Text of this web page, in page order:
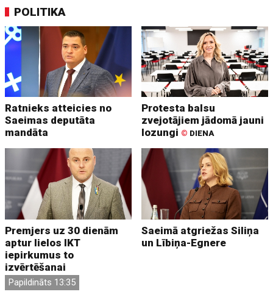
POLITIKA
Ratnieks atteicies no
Saeimas deputāta
mandāta
Protesta balsu
zvejotājiem jādomā jauni
lozungi © DIENA
Premjers uz 30 dienām
aptur lielos IKT
iepirkumus to
izvērtēšanai
Papildināts 13:35
Saeimā atgriežas Siliņa
un Lībiņa-Egnere